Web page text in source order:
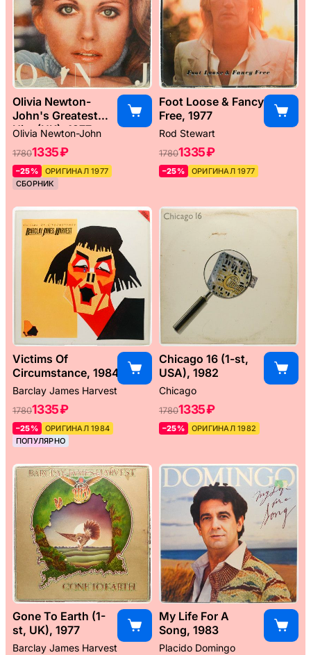
Olivia Newton-
John's Greatest
Hits (UK), 1977
Olivia Newton-John
17801335 ₽
–25%
ОРИГИНАЛ 1977
СБОРНИК
Foot Loose & Fancy
Free, 1977
Rod Stewart
17801335 ₽
–25% ОРИГИНАЛ 1977
Victims Of
Circumstance, 1984
Barclay James Harvest
17801335 ₽
–25%
ОРИГИНАЛ 1984
ПОПУЛЯРНО
Chicago 16 (1-st,
USA), 1982
Chicago
17801335 ₽
–25% ОРИГИНАЛ 1982
Gone To Earth (1-
st, UK), 1977
Barclay James Harvest
My Life For A
Song, 1983
Placido Domingo